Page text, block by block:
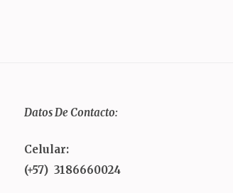
Datos De Contacto:
Celular:
(+57) 3186660024